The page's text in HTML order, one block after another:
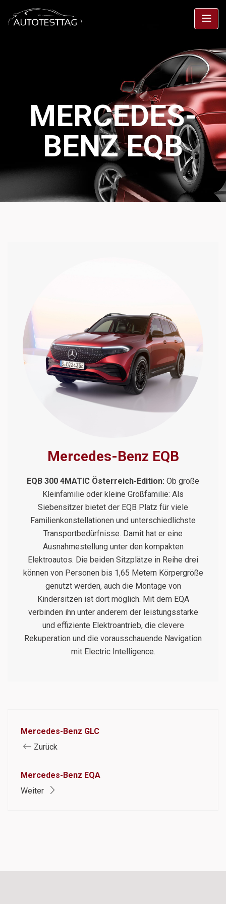
MERCEDES-
BENZ EQB
Mercedes-Benz EQB
EQB 300 4MATIC Österreich-Edition: Ob große
Kleinfamilie oder kleine Großfamilie: Als
Siebensitzer bietet der EQB Platz für viele
Familienkonstellationen und unterschiedlichste
Transportbedürfnisse. Damit hat er eine
Ausnahmestellung unter den kompakten
Elektroautos. Die beiden Sitzplätze in Reihe drei
können von Personen bis 1,65 Metern Körpergröße
genutzt werden, auch die Montage von
Kindersitzen ist dort möglich. Mit dem EQA
verbinden ihn unter anderem der leistungsstarke
und effiziente Elektroantrieb, die clevere
Rekuperation und die vorausschauende Navigation
mit Electric Intelligence.
Mercedes-Benz GLC
Zurück
Mercedes-Benz EQA
Weiter